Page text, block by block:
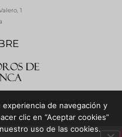
1
los derechos reservados
Política de Cookies
de navegación y
clic en “Aceptar cookies”
uso de las cookies.